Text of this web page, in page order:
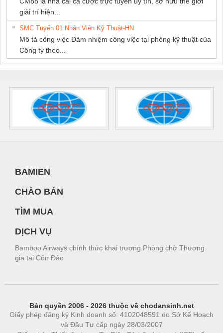
giải trí hiện...
SMC Tuyển 01 Nhân Viên Kỹ Thuật-HN
Mô tả công việc Đảm nhiệm công việc tại phòng kỹ thuật của
Công ty theo...
BAMIEN
CHÀO BÁN
TÌM MUA
DỊCH VỤ
Bamboo Airways chính thức khai trương Phòng chờ Thương
gia tại Côn Đảo
Bản quyền 2006 - 2026 thuộc về chodansinh.net
Giấy phép đăng ký Kinh doanh số: 4102048591 do Sở Kế Hoạch
và Đầu Tư cấp ngày 28/03/2007